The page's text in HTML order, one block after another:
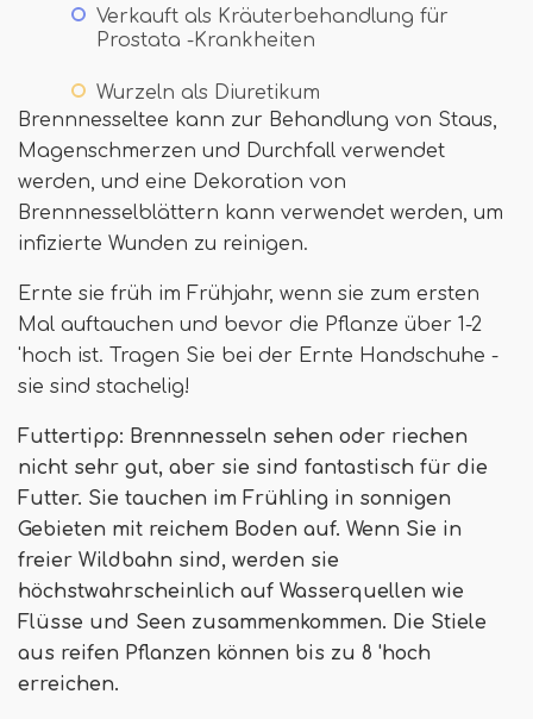
Verkauft als Kräuterbehandlung für
Prostata -Krankheiten
Wurzeln als Diuretikum
Brennnesseltee kann zur Behandlung von Staus,
Magenschmerzen und Durchfall verwendet
werden, und eine Dekoration von
Brennnesselblättern kann verwendet werden, um
infizierte Wunden zu reinigen.
Ernte sie früh im Frühjahr, wenn sie zum ersten
Mal auftauchen und bevor die Pflanze über 1-2
'hoch ist. Tragen Sie bei der Ernte Handschuhe -
sie sind stachelig!
Futtertipp: Brennnesseln sehen oder riechen
nicht sehr gut, aber sie sind fantastisch für die
Futter. Sie tauchen im Frühling in sonnigen
Gebieten mit reichem Boden auf. Wenn Sie in
freier Wildbahn sind, werden sie
höchstwahrscheinlich auf Wasserquellen wie
Flüsse und Seen zusammenkommen. Die Stiele
aus reifen Pflanzen können bis zu 8 'hoch
erreichen.